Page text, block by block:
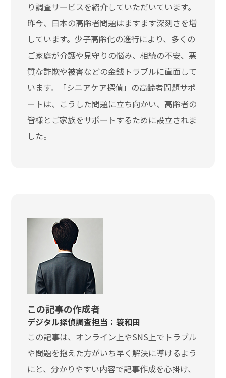
り調査サービスを紹介していただいています。
昨今、日本の高齢者問題はますます深刻さを増
しています。少子高齢化の進行により、多くの
ご家庭が介護や見守りの悩み、相続の不安、悪
質な詐欺や被害などの金銭トラブルに直面して
います。「シニアケア探偵」の高齢者問題サポ
ートは、こうした問題に立ち向かい、高齢者の
皆様とご家族をサポートするために設立されま
した。
この記事の作成者
デジタル探偵調査担当：簑和田
この記事は、オンライン上やSNS上でトラブル
や問題を抱えた方がいち早く解決に導けるよう
にと、分かりやすい内容で記事作成を心掛け、